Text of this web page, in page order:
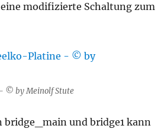
modifizierte Schaltung zum
© by Meinolf Stute
bridge_main und bridge1 kann